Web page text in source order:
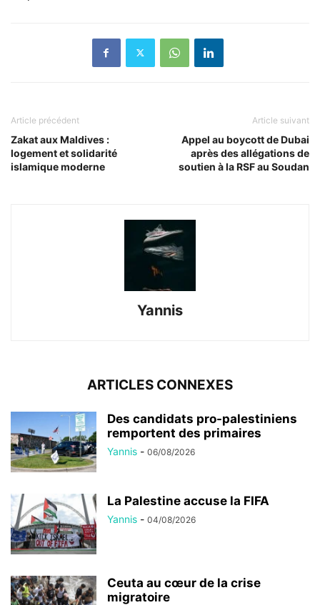
Article précédent
Zakat aux Maldives :
logement et solidarité
islamique moderne
Article suivant
Appel au boycott de Dubai
après des allégations de
soutien à la RSF au Soudan
Yannis
ARTICLES CONNEXES
Des candidats pro-palestiniens
remportent des primaires
Yannis - 06/08/2026
La Palestine accuse la FIFA
Yannis - 04/08/2026
Ceuta au cœur de la crise
migratoire